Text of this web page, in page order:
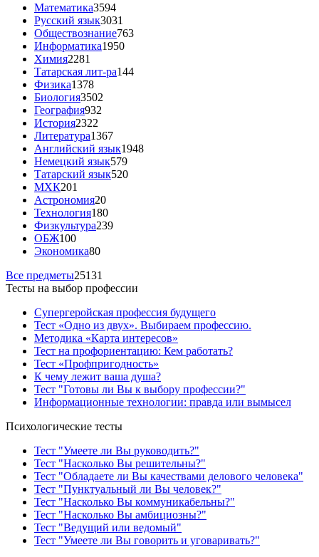
Математика3594
Русский язык3031
Обществознание763
Информатика1950
Химия2281
Татарская лит-ра144
Физика1378
Биология3502
География932
История2322
Литература1367
Английский язык1948
Немецкий язык579
Татарский язык520
МХК201
Астрономия20
Технология180
Физкультура239
ОБЖ100
Экономика80
Все предметы25131
Тесты на выбор профессии
Супергеройская профессия будущего
Тест «Одно из двух». Выбираем профессию.
Методика «Карта интересов»
Тест на профориентацию: Кем работать?
Тест «Профпригодность»
К чему лежит ваша душа?
Тест "Готовы ли Вы к выбору профессии?"
Информационные технологии: правда или вымысел
Психологические тесты
Тест "Умеете ли Вы руководить?"
Тест "Насколько Вы решительны?"
Тест "Обладаете ли Вы качествами делового человека"
Тест "Пунктуальный ли Вы человек?"
Тест "Насколько Вы коммуникабельны?"
Тест "Насколько Вы амбициозны?"
Тест "Ведущий или ведомый"
Тест "Умеете ли Вы говорить и уговаривать?"